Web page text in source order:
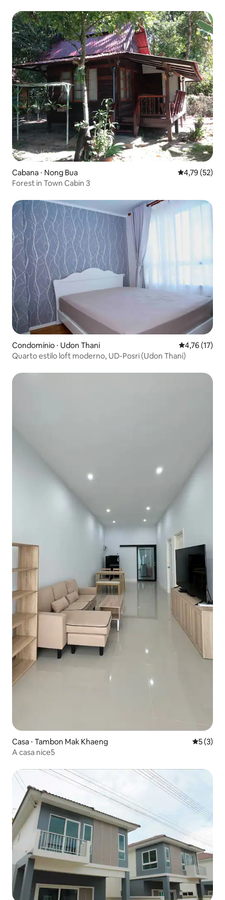
Cabana ⋅ Nong Bua 4,79 de uma
4,79 (52)
Forest in Town Cabin 3
Condomínio ⋅ Udon Thani 4,76 de uma
4,76 (17)
Quarto estilo loft moderno, UD-Posri (Udon Thani)
Casa ⋅ Tambon Mak Khaeng 5 de
5 (3)
A casa nice5